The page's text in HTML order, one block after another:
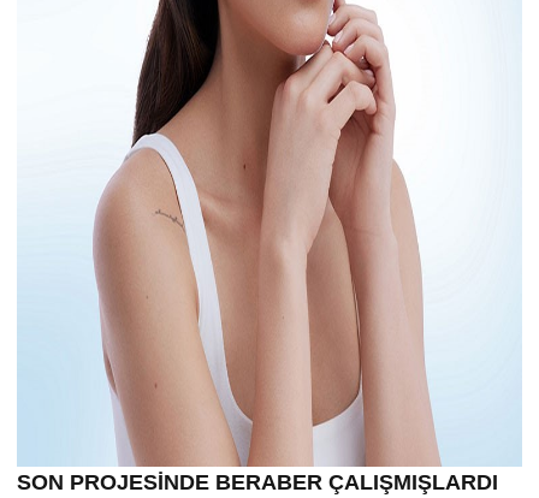
SON PROJESİNDE BERABER ÇALIŞMIŞLARDI